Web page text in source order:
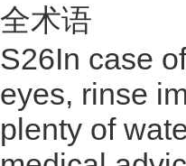
全术语
S26In case
eyes, rinse
plenty of